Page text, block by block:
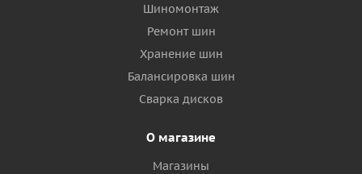
Шиномонтаж
Ремонт шин
Хранение шин
Балансировка шин
Сварка дисков
О магазине
Магазины